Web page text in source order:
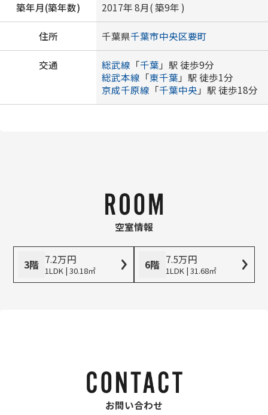
築年月(築年数) 2017年 8月( 築9年 )
住所 千葉県千葉市中央区要町
交通 総武線 「千葉 」駅 徒歩9分
総武本線 「東千葉 」駅 徒歩1分
京成千原線 「千葉中央 」駅 徒歩18分
空室情報
3階 7.2万円
1LDK | 30.18㎡ 6階 7.5万円
1LDK | 31.68㎡
お問い合わせ